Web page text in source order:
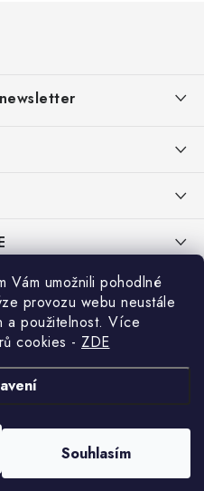
Vám umožnili pohodlné
provozu webu neustále
a použitelnost. Více
cookies - ZDE
Souhlasím
Shoptet
. Všechna práva vyhrazena.